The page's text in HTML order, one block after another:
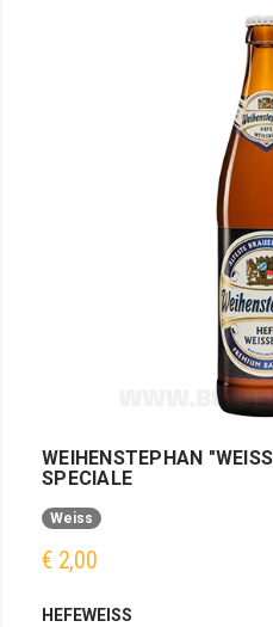
WEIHENSTEPHAN
SPECIALE
Weiss
€ 2,00
HEFEWEISS